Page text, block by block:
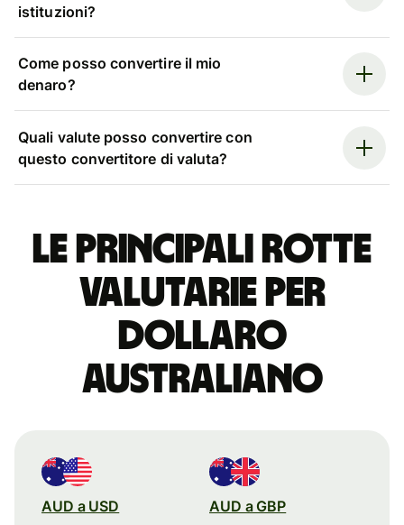
istituzioni?
Come posso convertire il mio
denaro?
Quali valute posso convertire con
questo convertitore di valuta?
Le principali rotte
valutarie per
dollaro
australiano
AUD a USD AUD a GBP